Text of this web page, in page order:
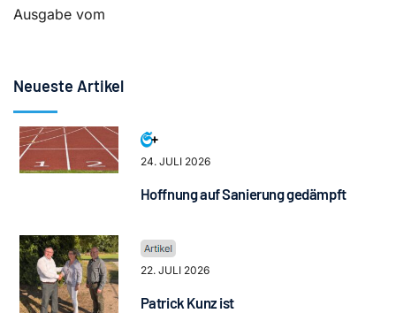
Ausgabe vom
Neueste Artikel
24. JULI 2026
Hoffnung auf Sanierung gedämpft
22. JULI 2026
Patrick Kunz ist